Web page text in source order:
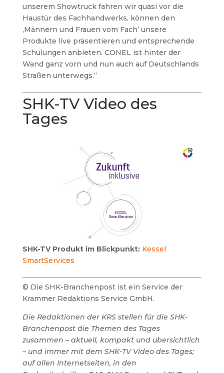
unserem Showtruck fahren wir quasi vor die
Haustür des Fachhandwerks, können den
,Männern und Frauen vom Fach’ unsere
Produkte live präsentieren und entsprechende
Schulungen anbieten. CONEL ist hinter der
Wand ganz vorn und nun auch auf Deutschlands
Straßen unterwegs.“
SHK-TV Video des
Tages
SHK-TV Produkt im Blickpunkt: Kessel
SmartServices
© Die SHK-Branchenpost ist ein Service der
Krammer Redaktions Service GmbH.
Die Redaktionen der KRS stellen für die SHK-
Branchenpost die Themen des Tages
zusammen – aktuell, kompakt und übersichtlich
– und immer mit dem SHK-TV Video des Tages;
auf allen Internetseiten, in den